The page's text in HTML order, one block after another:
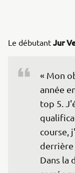
Le débutant Jur
« Mon
année
top 5.
course,
derrière
Dans la